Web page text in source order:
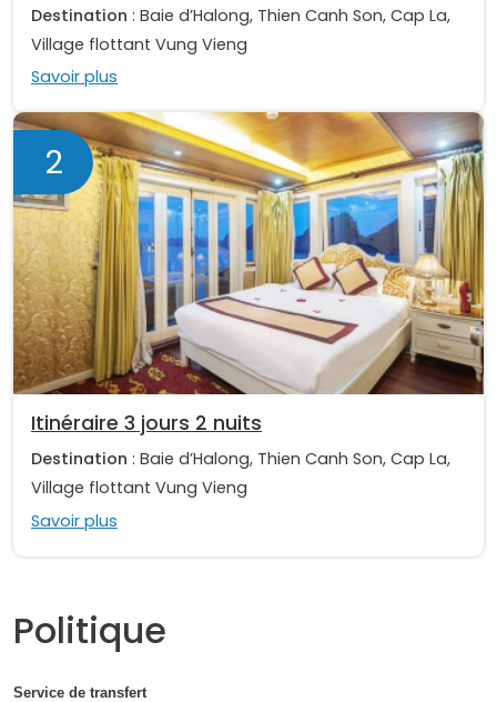
Destination : Baie d’Halong, Thien Canh Son, Cap La,
Village flottant Vung Vieng
Savoir plus
2
Itinéraire 3 jours 2 nuits
Destination : Baie d’Halong, Thien Canh Son, Cap La,
Village flottant Vung Vieng
Savoir plus
Politique
Service de transfert